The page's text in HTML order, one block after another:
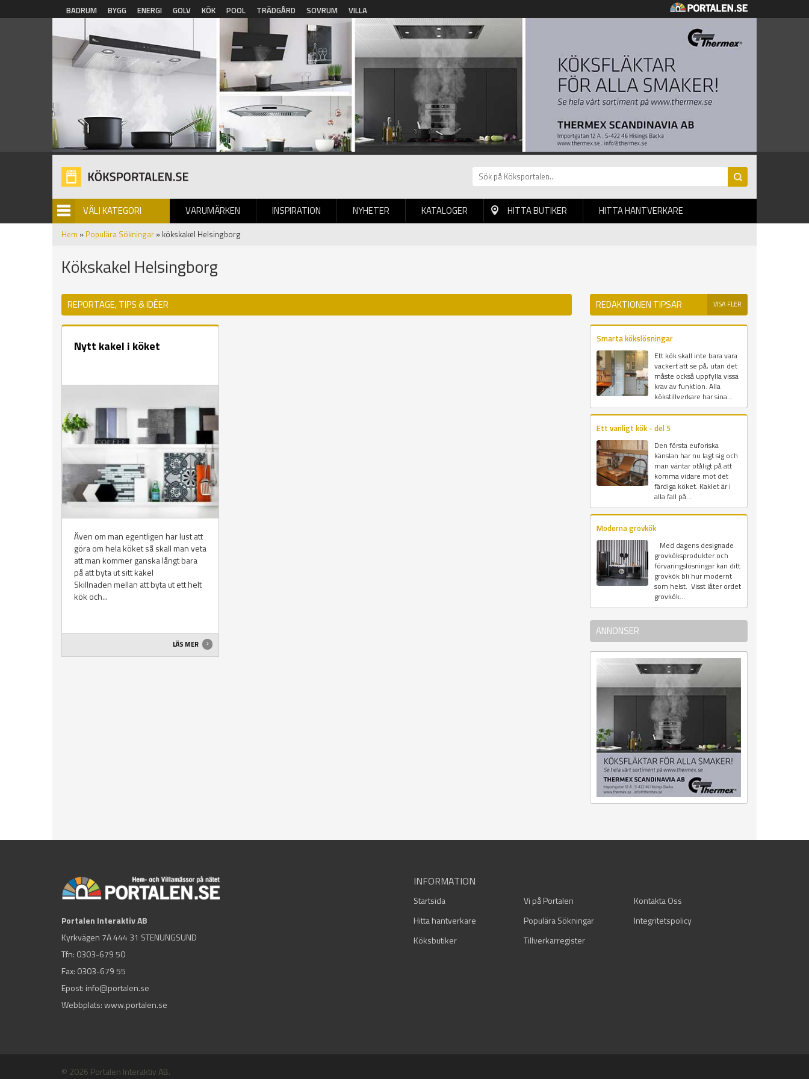
Hoppa till huvudinnehåll
BADRUM BYGG ENERGI GOLV KÖK POOL TRÄDGÅRD SOVRUM VILLA
VÄLJ KATEGORI VARUMÄRKEN INSPIRATION NYHETER
BILDGALLERI KATALOGER HITTA BUTIKER HITTA HANTVERKARE
Hem » Populära Sökningar » kökskakel Helsingborg
Kökskakel Helsingborg
REPORTAGE, TIPS & IDÉER
Nytt kakel i köket
Även om man egentligen har lust att
göra om hela köket så skall man veta
att man kommer ganska långt bara
på att byta ut sitt kakel
Skillnaden mellan att byta ut ett helt
kök och...
LÄS MER
REDAKTIONEN TIPSAR VISA FLER
Smarta kökslösningar
Ett kök skall inte bara vara
vackert att se på, utan det
måste också uppfylla vissa
krav av funktion. Alla
kökstillverkare har sina...
Ett vanligt kök - del 5
Den första euforiska
känslan har nu lagt sig och
man väntar otåligt på att
komma vidare mot det
färdiga köket. Kaklet är i
alla fall på...
Moderna grovkök
Med dagens designade
grovköksprodukter och
förvaringslösningar kan ditt
grovkök bli hur modernt
som helst. Visst låter ordet
grovkök...
ANNONSER
Portalen Interaktiv AB
Kyrkvägen 7A 444 31 STENUNGSUND
Tfn: 0303-679 50
Fax: 0303-679 55
Epost: info@portalen.se
Webbplats: www.portalen.se
INFORMATION
Startsida Vi på Portalen
Kontakta Oss
Hitta hantverkare
Populära Sökningar
Integritetspolicy
Köksbutiker
Tillverkarregister
© 2026 Portalen Interaktiv AB.